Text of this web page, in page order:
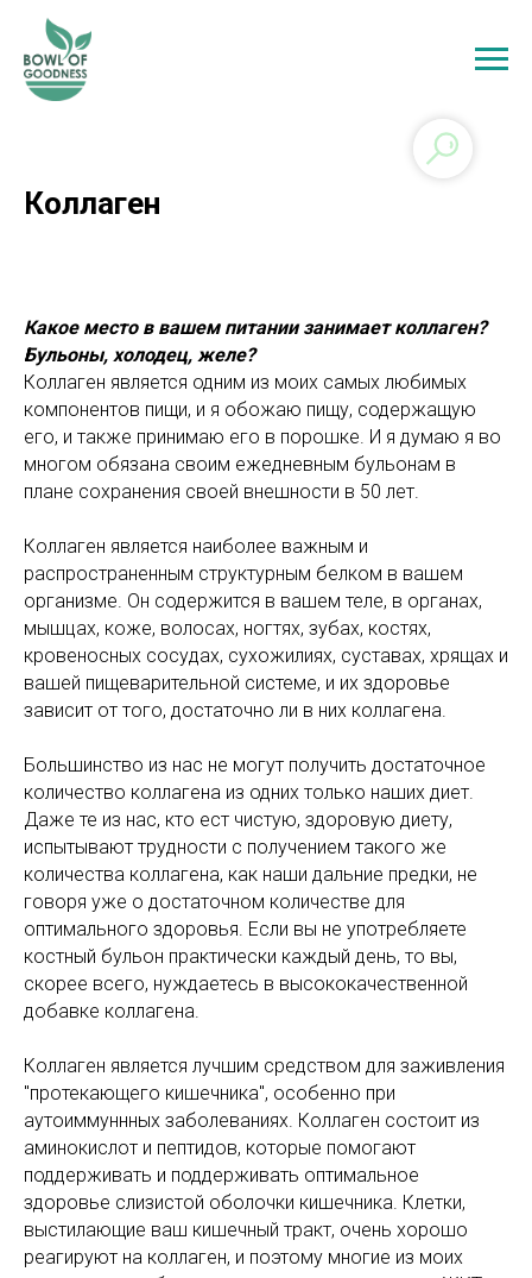
Коллаген
Какое место в вашем питании занимает коллаген?
Бульоны, холодец, желе?
Коллаген является одним из моих самых любимых
компонентов пищи, и я обожаю пищу, содержащую
его, и также принимаю его в порошке. И я думаю я во
многом обязана своим ежедневным бульонам в
плане сохранения своей внешности в 50 лет.
Коллаген является наиболее важным и
распространенным структурным белком в вашем
организме. Он содержится в вашем теле, в органах,
мышцах, коже, волосах, ногтях, зубах, костях,
кровеносных сосудах, сухожилиях, суставах, хрящах и
вашей пищеварительной системе, и их здоровье
зависит от того, достаточно ли в них коллагена.
Большинство из нас не могут получить достаточное
количество коллагена из одних только наших диет.
Даже те из нас, кто ест чистую, здоровую диету,
испытывают трудности с получением такого же
количества коллагена, как наши дальние предки, не
говоря уже о достаточном количестве для
оптимального здоровья. Если вы не употребляете
костный бульон практически каждый день, то вы,
скорее всего, нуждаетесь в высококачественной
добавке коллагена.
Коллаген является лучшим средством для заживления
"протекающего кишечника", особенно при
аутоиммуннных заболеваниях. Коллаген состоит из
аминокислот и пептидов, которые помогают
поддерживать и поддерживать оптимальное
здоровье слизистой оболочки кишечника. Клетки,
выстилающие ваш кишечный тракт, очень хорошо
реагируют на коллаген, и поэтому многие из моих